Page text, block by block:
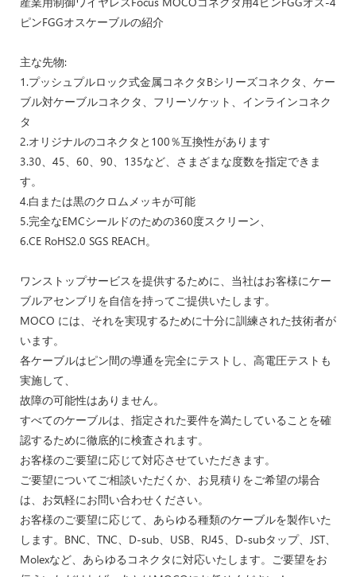
ピンFGGオスケーブルの紹介
主な先物:
1.プッシュプルロック式金属コネクタBシリーズコネクタ、ケー
ブル対ケーブルコネクタ、フリーソケット、インラインコネク
タ
2.オリジナルのコネクタと100％互換性があります
3.30、45、60、90、135など、さまざまな度数を指定できま
す。
4.白または黒のクロムメッキが可能
5.完全なEMCシールドのための360度スクリーン、
6.CE RoHS2.0 SGS REACH。
ワンストップサービスを提供するために、当社はお客様にケー
ブルアセンブリを自信を持ってご提供いたします。
MOCO には、それを実現するために十分に訓練された技術者が
います。
各ケーブルはピン間の導通を完全にテストし、高電圧テストも
実施して、
故障の可能性はありません。
すべてのケーブルは、指定された要件を満たしていることを確
認するために徹底的に検査されます。
お客様のご要望に応じて対応させていただきます。
ご要望についてご相談いただくか、お見積りをご希望の場合
は、お気軽にお問い合わせください。
お客様のご要望に応じて、あらゆる種類のケーブルを製作いた
します。BNC、TNC、D-sub、USB、RJ45、D-subタップ、JST、
Molexなど、あらゆるコネクタに対応いたします。ご要望をお